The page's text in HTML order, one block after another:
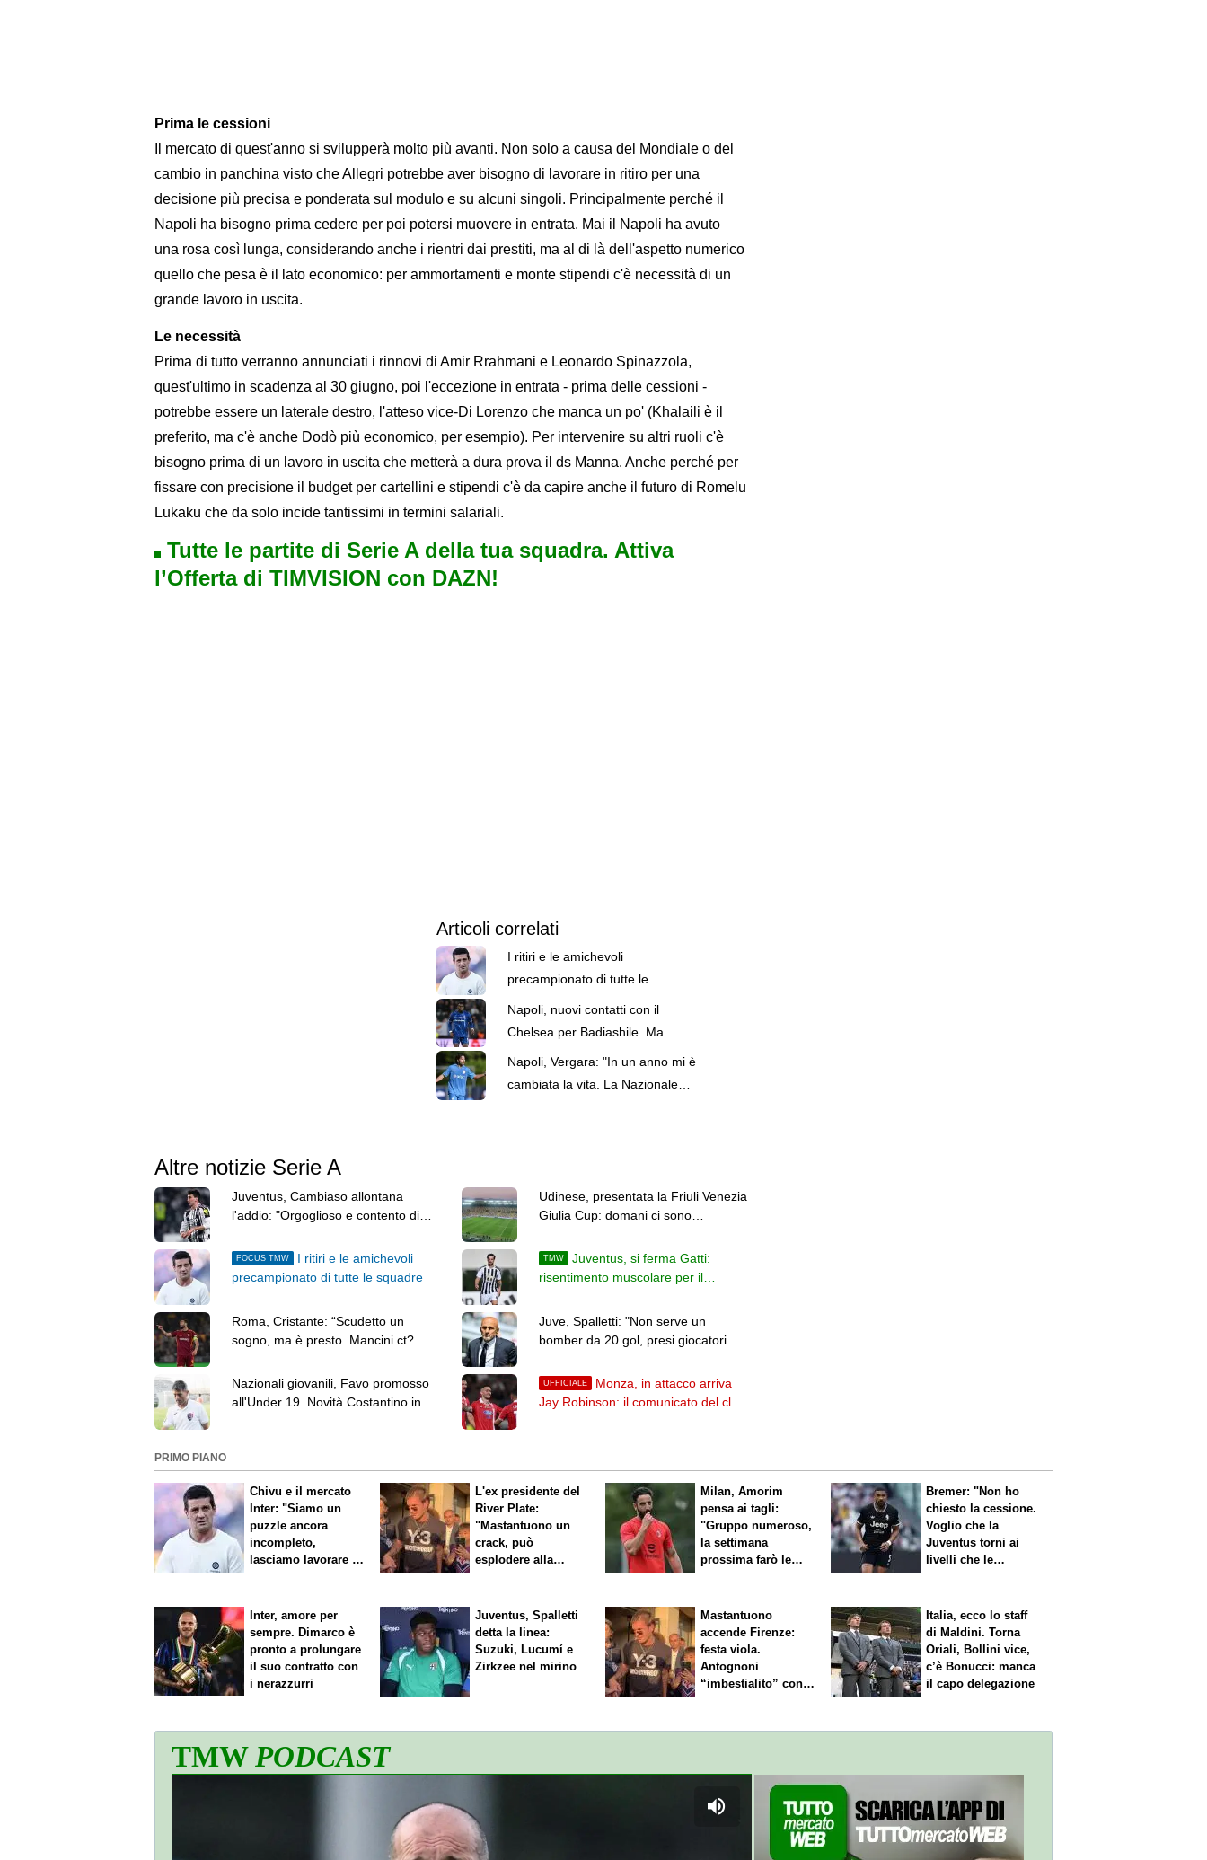
Prima le cessioni
Il mercato di quest'anno si svilupperà molto più avanti. Non solo a causa del Mondiale o del
cambio in panchina visto che Allegri potrebbe aver bisogno di lavorare in ritiro per una
decisione più precisa e ponderata sul modulo e su alcuni singoli. Principalmente perché il
Napoli ha bisogno prima cedere per poi potersi muovere in entrata. Mai il Napoli ha avuto
una rosa così lunga, considerando anche i rientri dai prestiti, ma al di là dell'aspetto numerico
quello che pesa è il lato economico: per ammortamenti e monte stipendi c'è necessità di un
grande lavoro in uscita.
Le necessità
Prima di tutto verranno annunciati i rinnovi di Amir Rrahmani e Leonardo Spinazzola,
quest'ultimo in scadenza al 30 giugno, poi l'eccezione in entrata - prima delle cessioni -
potrebbe essere un laterale destro, l'atteso vice-Di Lorenzo che manca un po' (Khalaili è il
preferito, ma c'è anche Dodò più economico, per esempio). Per intervenire su altri ruoli c'è
bisogno prima di un lavoro in uscita che metterà a dura prova il ds Manna. Anche perché per
fissare con precisione il budget per cartellini e stipendi c'è da capire anche il futuro di Romelu
Lukaku che da solo incide tantissimi in termini salariali.
Tutte le partite di Serie A della tua squadra. Attiva
l’Offerta di TIMVISION con DAZN!
Articoli correlati
I ritiri e le amichevoli
precampionato di tutte le
Napoli, nuovi contatti con il
Chelsea per Badiashile. Ma
spunta anche un'alternativa
Napoli, Vergara: "In un anno mi è
cambiata la vita. La Nazionale
Altre notizie Serie A
Juventus, Cambiaso allontana
l'addio: "Orgoglioso e contento di
Udinese, presentata la Friuli Venezia
Giulia Cup: domani ci sono
FOCUS TMW
I ritiri e le amichevoli
precampionato di tutte le squadre
TMW
Juventus, si ferma Gatti:
risentimento muscolare per il
Roma, Cristante: “Scudetto un
sogno, ma è presto. Mancini ct?
Juve, Spalletti: "Non serve un
bomber da 20 gol, presi giocatori
Nazionali giovanili, Favo promosso
all'Under 19. Novità Costantino in
UFFICIALE
Monza, in attacco arriva
Jay Robinson: il comunicato del club
PRIMO PIANO
Chivu e il mercato
Inter: "Siamo un
puzzle ancora
incompleto,
lasciamo lavorare i
L'ex presidente del
River Plate:
"Mastantuono un
crack, può
esplodere alla
Milan, Amorim
pensa ai tagli:
"Gruppo numeroso,
la settimana
prossima farò le
Bremer: "Non ho
chiesto la cessione.
Voglio che la
Juventus torni ai
livelli che le
Inter, amore per
sempre. Dimarco è
pronto a prolungare
il suo contratto con
i nerazzurri
Juventus, Spalletti
detta la linea:
Suzuki, Lucumí e
Zirkzee nel mirino
Mastantuono
accende Firenze:
festa viola.
Antognoni
“imbestialito” con
Italia, ecco lo staff
di Maldini. Torna
Oriali, Bollini vice,
c’è Bonucci: manca
il capo delegazione
TMWPODCAST